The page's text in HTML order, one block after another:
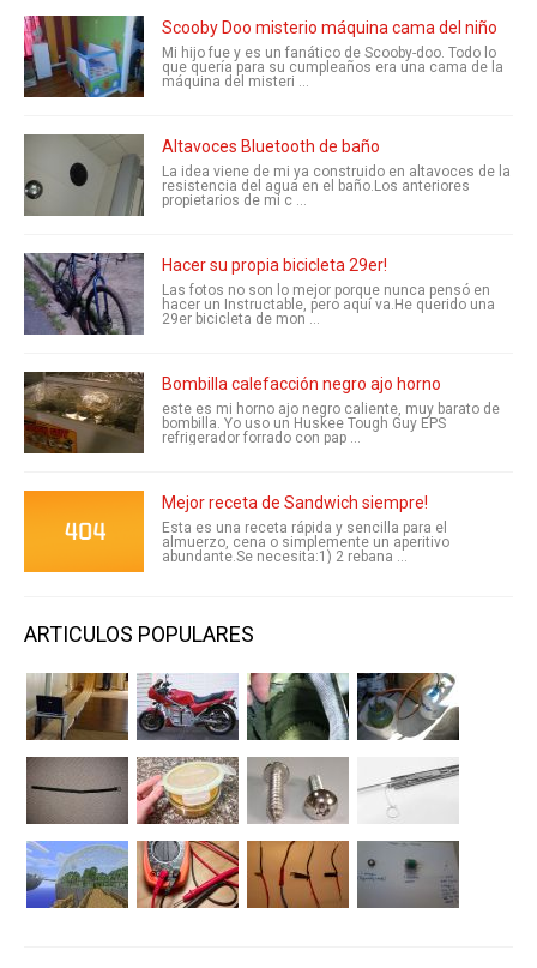
Scooby Doo misterio máquina cama del niño
Mi hijo fue y es un fanático de Scooby-doo. Todo lo
que quería para su cumpleaños era una cama de la
máquina del misteri ...
Altavoces Bluetooth de baño
La idea viene de mi ya construido en altavoces de la
resistencia del agua en el baño.Los anteriores
propietarios de mi c ...
Hacer su propia bicicleta 29er!
Las fotos no son lo mejor porque nunca pensó en
hacer un Instructable, pero aquí va.He querido una
29er bicicleta de mon ...
Bombilla calefacción negro ajo horno
este es mi horno ajo negro caliente, muy barato de
bombilla. Yo uso un Huskee Tough Guy EPS
refrigerador forrado con pap ...
Mejor receta de Sandwich siempre!
Esta es una receta rápida y sencilla para el
almuerzo, cena o simplemente un aperitivo
abundante.Se necesita:1) 2 rebana ...
ARTICULOS POPULARES